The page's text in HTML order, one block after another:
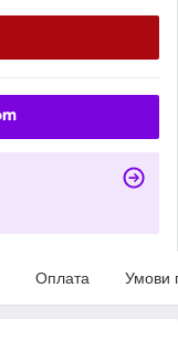
Оплата Умови